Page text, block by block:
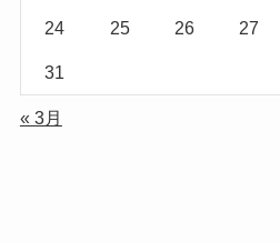
24 25 26 27
31
« 3月